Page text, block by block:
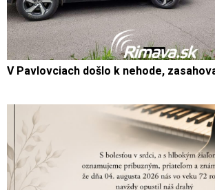
V Pavlovciach došlo k nehode,